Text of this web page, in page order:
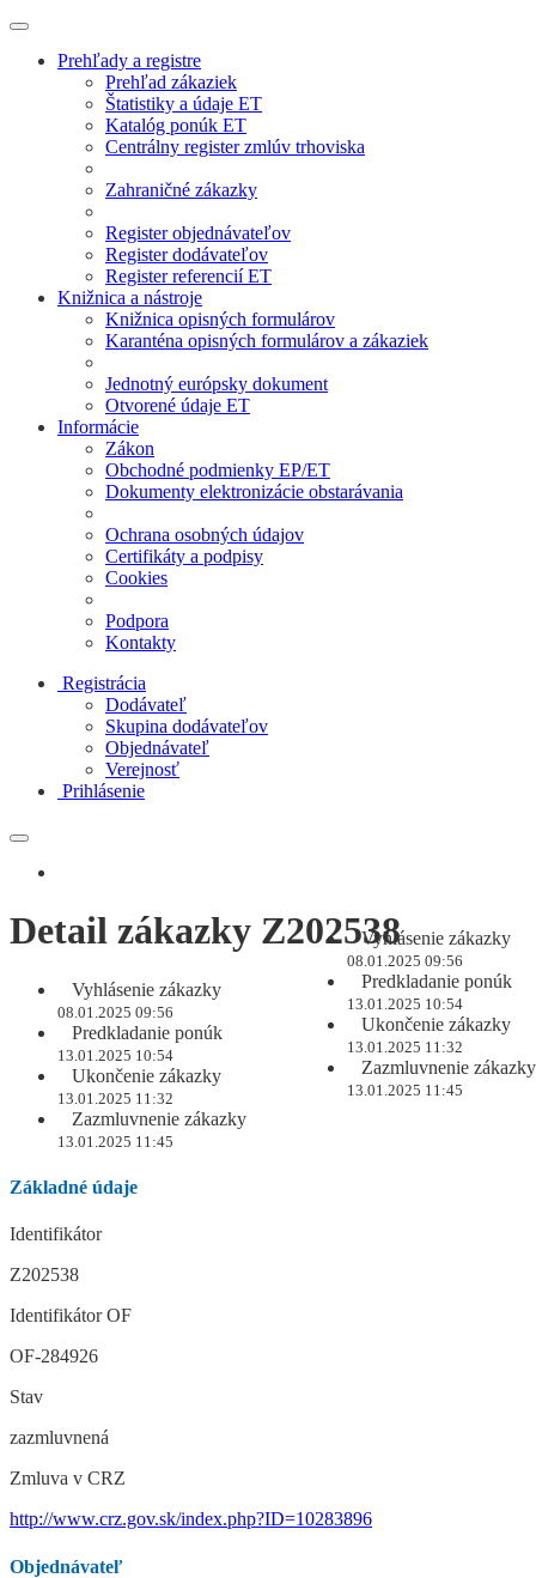
Prehľady a registre
Prehľad zákaziek
Štatistiky a údaje ET
Katalóg ponúk ET
Centrálny register zmlúv trhoviska
Zahraničné zákazky
Register objednávateľov
Register dodávateľov
Register referencií ET
Knižnica a nástroje
Knižnica opisných formulárov
Karanténa opisných formulárov a zákaziek
Jednotný európsky dokument
Otvorené údaje ET
Informácie
Zákon
Obchodné podmienky EP/ET
Dokumenty elektronizácie obstarávania
Ochrana osobných údajov
Certifikáty a podpisy
Cookies
Podpora
Kontakty
Registrácia
Dodávateľ
Skupina dodávateľov
Objednávateľ
Verejnosť
Prihlásenie
Vyhlásenie zákazky
08.01.2025 09:56
Predkladanie ponúk
13.01.2025 10:54
Ukončenie zákazky
13.01.2025 11:32
Zazmluvnenie zákazky
13.01.2025 11:45
Detail zákazky Z202538
Vyhlásenie zákazky
08.01.2025 09:56
Predkladanie ponúk
13.01.2025 10:54
Ukončenie zákazky
13.01.2025 11:32
Zazmluvnenie zákazky
13.01.2025 11:45
Základné údaje
Identifikátor
Z202538
Identifikátor OF
OF-284926
Stav
zazmluvnená
Zmluva v CRZ
http://www.crz.gov.sk/index.php?ID=10283896
Objednávateľ